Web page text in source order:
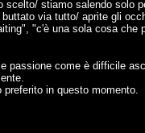
scelto/ stiamo salendo solo
via tutto/ aprite gli
"c'è una sola cosa
passione come è difficile
preferito in questo momento.